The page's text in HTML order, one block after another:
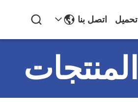
تحميل اتصل بنا
المنتجات